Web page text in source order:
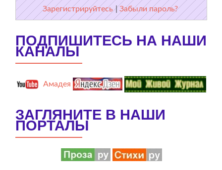
Зарегистрируйтесь |Забыли пароль?
ПОДПИШИТЕСЬ НА НАШИ
КАНАЛЫ
Амадея
ЗАГЛЯНИТЕ В НАШИ
ПОРТАЛЫ